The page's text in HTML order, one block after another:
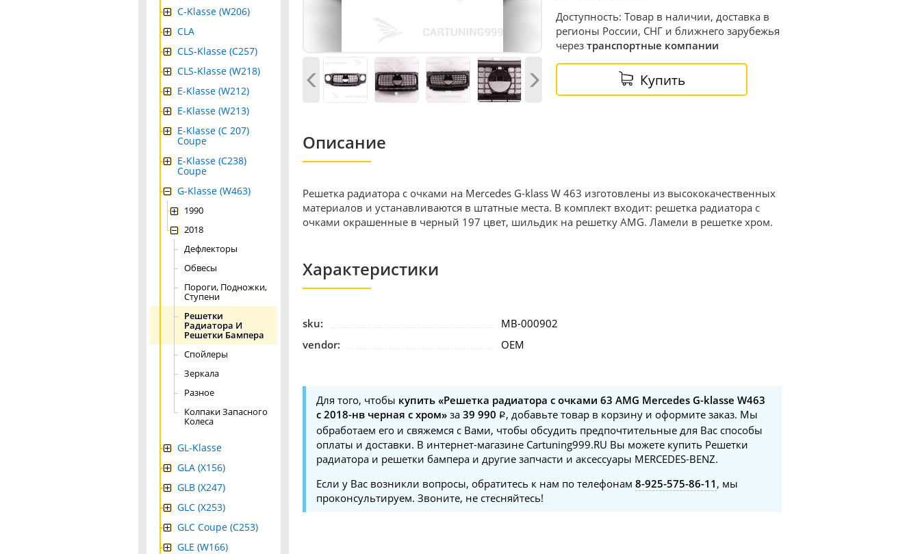
Доступность: Товар в наличии, доставка в
регионы России, СНГ и ближнего зарубежья
через транспортные компании
Купить
Описание
Решетка радиатора с очками на Mercedes G-klass W 463 изготовлены из высококачественных
материалов и устанавливаются в штатные места. В комплект входит: решетка радиатора с
очками окрашенные в черный 197 цвет, шильдик на решетку AMG. Ламели в решетке хром.
Характеристики
sku:
MB-000902
vendor:
OEM
Для того, чтобы купить «Решетка радиатора с очками 63 AMG Mercedes G-klasse W463
с 2018-нв черная с хром» за 39 990
, добавьте товар в корзину и оформите заказ. Мы
обработаем его и свяжемся с Вами, чтобы обсудить предпочтительные для Вас способы
оплаты и доставки. В интернет-магазине Cartuning999.RU Вы можете купить Решетки
радиатора и решетки бампера и другие запчасти и аксессуары MERCEDES-BENZ.
Если у Вас возникли вопросы, обратитесь к нам по телефонам 8-925-575-86-11 , мы
проконсультируем. Звоните, не стесняйтесь!
C-Klasse (W206)
CLA
CLS-Klasse (C257)
CLS-Klasse (W218)
E-Klasse (W212)
E-Klasse (W213)
E-Klasse (C 207)
Coupe
E-Klasse (C238)
Coupe
G-Klasse (W463)
1990
2018
Дефлекторы
Обвесы
Пороги, Подножки,
Ступени
Решетки
Радиатора И
Решетки Бампера
Спойлеры
Зеркала
Разное
Колпаки Запасного
Колеса
GL-Klasse
GLA (X156)
GLB (X247)
GLC (X253)
GLC Coupe (C253)
GLE (W166)